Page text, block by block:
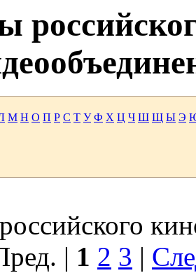
М Н О П Р С Т У Ф Х Ц Ч Ш Щ Ы Э
| 1 2 3 |